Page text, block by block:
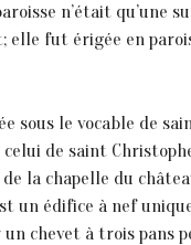
n’était qu’une
elle fut érigée en
sous le vocable de
de saint
la chapelle du
un édifice à nef
chevet à trois pans